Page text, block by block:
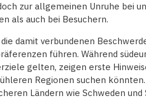
zur allgemeinen Unruhe bei
als auch bei Besuchern.
damit verbundenen
führen. Während
gelten, zeigen erste
Regionen suchen
Ländern wie Schweden